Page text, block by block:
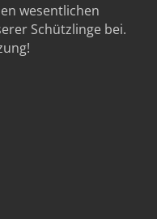
wesentlichen
Schützlinge bei.